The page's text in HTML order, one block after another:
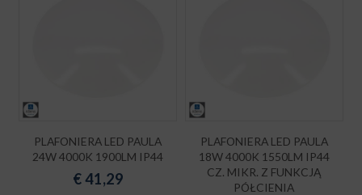
PLAFONIERA LED PAULA
24W 4000K 1900LM IP44
€41,29
PLAFONIERA LED PAULA
18W 4000K 1550LM IP44
CZ. MIKR. Z FUNKCJĄ
PÓŁCIENIA